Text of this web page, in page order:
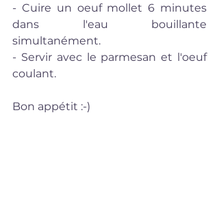
- Cuire un oeuf mollet 6 minutes
dans l'eau bouillante
simultanément.
- Servir avec le parmesan et l'oeuf
coulant.
Bon appétit :-)